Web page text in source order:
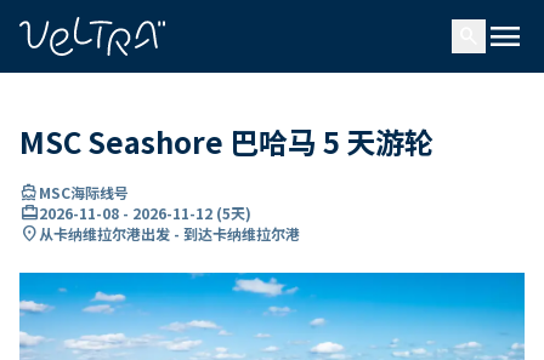
menu
MSC Seashore 巴哈马 5 天游轮
directions_boatMSC海际线号
card_travel2026-11-08 - 2026-11-12 (5天)
location_on从卡纳维拉尔港出发 - 到达卡纳维拉尔港